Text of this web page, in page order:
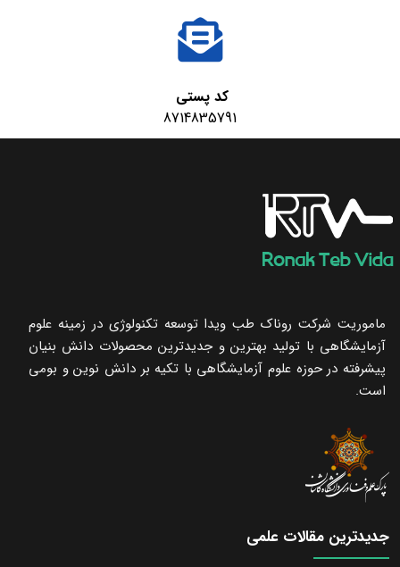
کد پستی
8714835791
ماموریت شرکت روناک طب ویدا توسعه تکنولوژی در زمینه علوم
آزمایشگاهی با تولید بهترین و جدیدترین محصولات دانش بنیان
پیشرفته در حوزه علوم آزمایشگاهی با تکیه ‌بر دانش نوین و بومی
است.
جدیدترین مقالات علمی